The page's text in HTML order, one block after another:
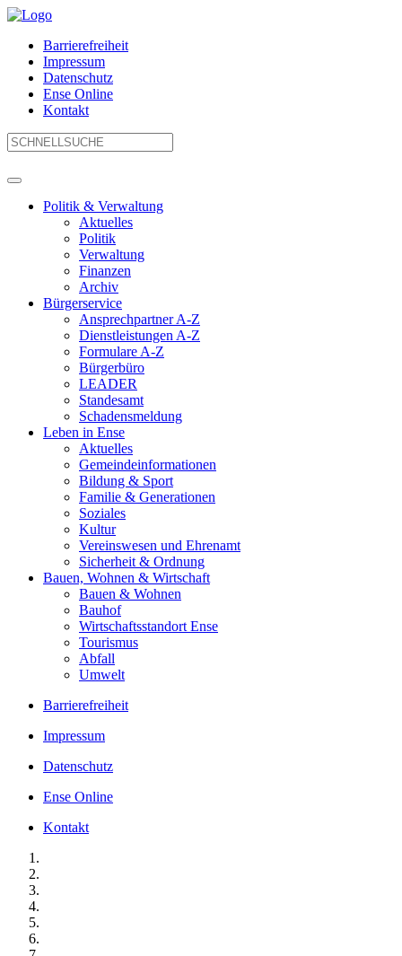
Barrierefreiheit
Impressum
Datenschutz
Ense Online
Kontakt
Politik & Verwaltung
Aktuelles
Politik
Verwaltung
Finanzen
Archiv
Bürgerservice
Ansprechpartner A-Z
Dienstleistungen A-Z
Formulare A-Z
Bürgerbüro
LEADER
Standesamt
Schadensmeldung
Leben in Ense
Aktuelles
Gemeinde­informationen
Bildung & Sport
Familie & Generationen
Soziales
Kultur
Vereinswesen und Ehrenamt
Sicherheit & Ordnung
Bauen, Wohnen & Wirtschaft
Bauen & Wohnen
Bauhof
Wirtschaftsstandort Ense
Tourismus
Abfall
Umwelt
Barrierefreiheit
Impressum
Datenschutz
Ense Online
Kontakt